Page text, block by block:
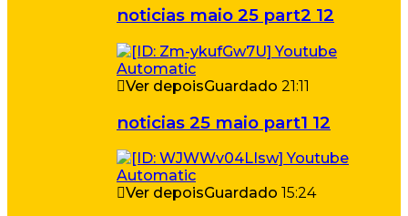
noticias maio 25 part2 12
Ver depoisGuardado 21:11
noticias 25 maio part1 12
Ver depoisGuardado 15:24